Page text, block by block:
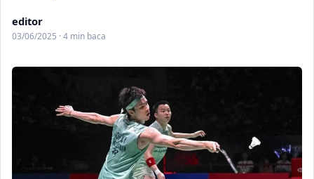
editor
03/06/2025 · 4 min baca